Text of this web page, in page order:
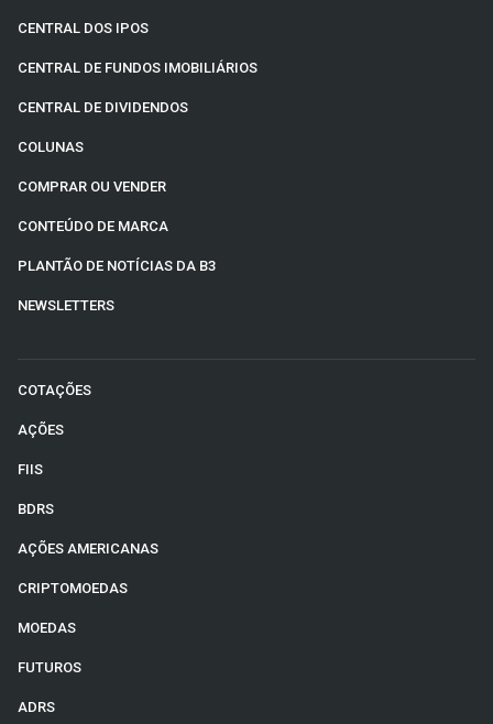
CENTRAL DOS IPOS
CENTRAL DE FUNDOS IMOBILIÁRIOS
CENTRAL DE DIVIDENDOS
COLUNAS
COMPRAR OU VENDER
CONTEÚDO DE MARCA
PLANTÃO DE NOTÍCIAS DA B3
NEWSLETTERS
COTAÇÕES
AÇÕES
FIIS
BDRS
AÇÕES AMERICANAS
CRIPTOMOEDAS
MOEDAS
FUTUROS
ADRS